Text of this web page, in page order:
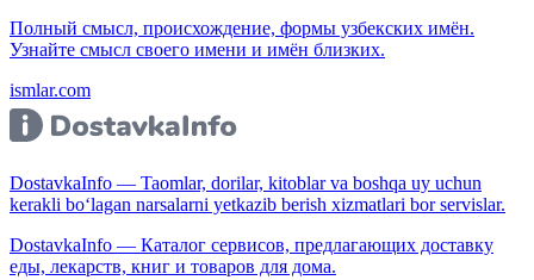
Полный смысл, происхождение, формы узбекских имён.
Узнайте смысл своего имени и имён близких.
ismlar.com
DostavkaInfo — Taomlar, dorilar, kitoblar va boshqa uy uchun
kerakli bo‘lagan narsalarni yetkazib berish xizmatlari bor servislar.
DostavkaInfo — Каталог сервисов, предлагающих доставку
еды, лекарств, книг и товаров для дома.